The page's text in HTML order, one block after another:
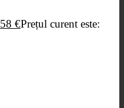
58 €Prețul curent este: